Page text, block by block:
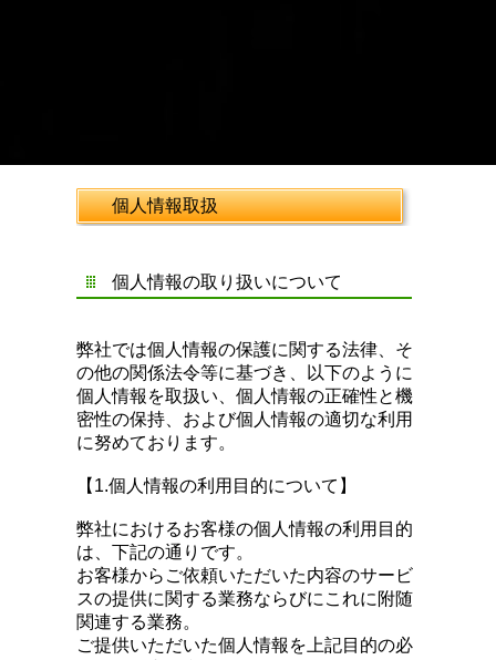
個人情報取扱
個人情報の取り扱いについて
弊社では個人情報の保護に関する法律、そ
の他の関係法令等に基づき、以下のように
個人情報を取扱い、個人情報の正確性と機
密性の保持、および個人情報の適切な利用
に努めております。
【1.個人情報の利用目的について】
弊社におけるお客様の個人情報の利用目的
は、下記の通りです。
お客様からご依頼いただいた内容のサービ
スの提供に関する業務ならびにこれに附随
関連する業務。
ご提供いただいた個人情報を上記目的の必